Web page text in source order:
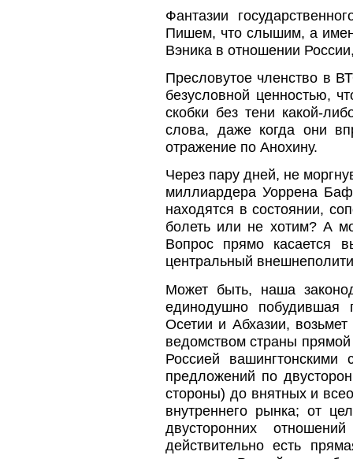
Фантазии
Пишем, что слышим, а
Вэника в отношении
Пресловутое членство в
безусловной ценностью,
скобки без тени какой-
слова, даже когда они
отражение по Анохину.
Через пару дней, не
миллиардера Уоррена
находятся в состоянии,
болеть или не хотим? А
Вопрос прямо касается
центральный
Может быть, наша
единодушно побудившая
Осетии и Абхазии,
ведомством страны
Россией
предложений по
стороны) до внятных и
внутреннего рынка; от
двусторонних
действительно есть